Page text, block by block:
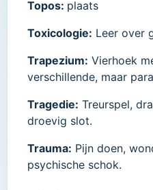
Topos: plaats
Toxicologie: Leer over
Trapezium: Vierhoek
verschillende, maar
Tragedie: Treurspel,
droevig slot.
Trauma: Pijn doen,
psychische schok.